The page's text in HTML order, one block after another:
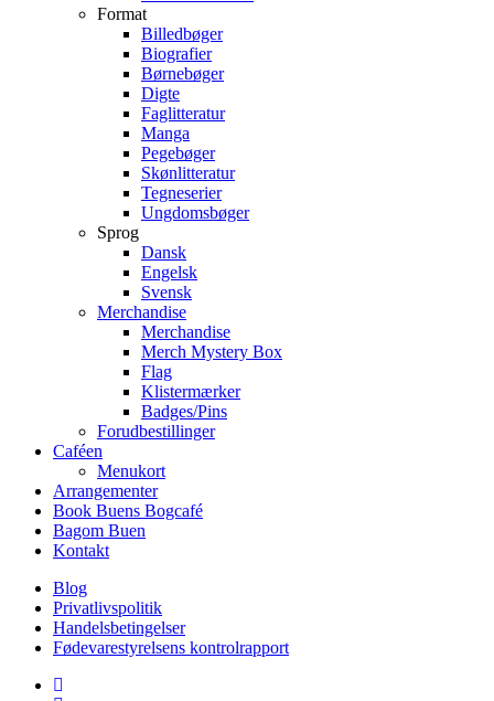
Format
Billedbøger
Biografier
Børnebøger
Digte
Faglitteratur
Manga
Pegebøger
Skønlitteratur
Tegneserier
Ungdomsbøger
Sprog
Dansk
Engelsk
Svensk
Merchandise
Merchandise
Merch Mystery Box
Flag
Klistermærker
Badges/Pins
Forudbestillinger
Caféen
Menukort
Arrangementer
Book Buens Bogcafé
Bagom Buen
Kontakt
Blog
Privatlivspolitik
Handelsbetingelser
Fødevarestyrelsens kontrolrapport
facebook